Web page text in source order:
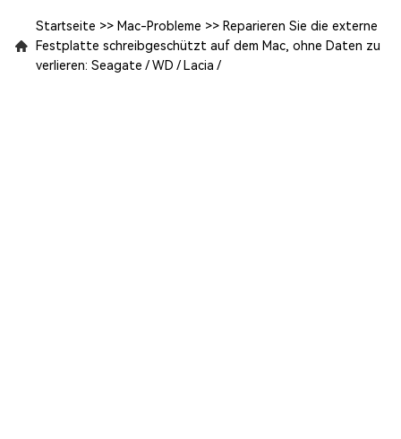
Startseite >> Mac-Probleme >> Reparieren Sie die externe
Festplatte schreibgeschützt auf dem Mac, ohne Daten zu
verlieren: Seagate / WD / Lacia /